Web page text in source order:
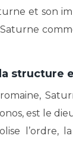
et son
structure
est le
l’ordre,